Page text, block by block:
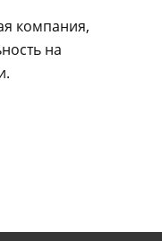
компания,
на